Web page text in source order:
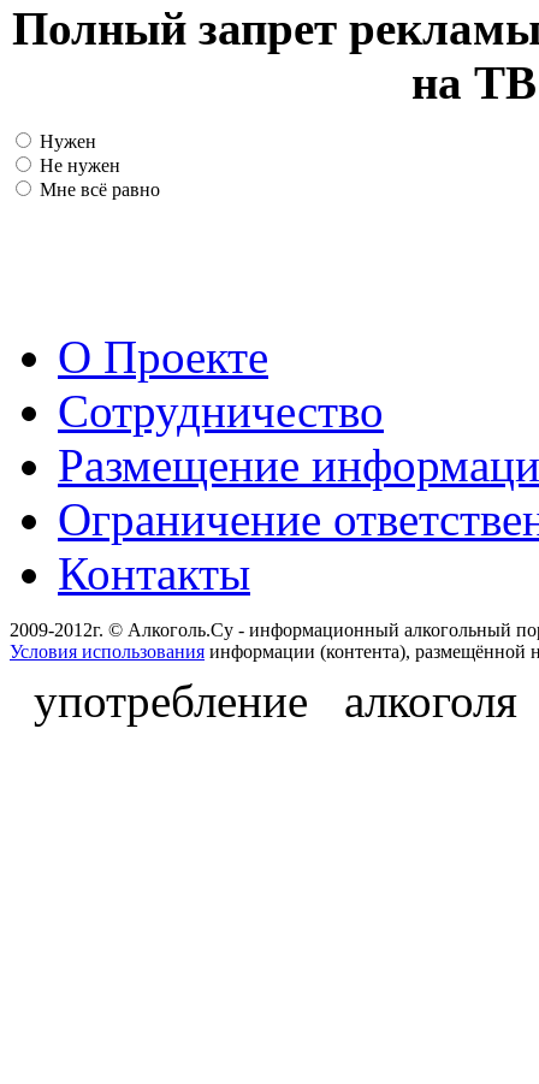
Полный запрет
на ТВ
Нужен
Не нужен
Мне всё равно
О Проекте
Сотрудничество
Размещение
Ограничение
Контакты
2009-2012г. © Алкоголь.Су - информационный алкогольный
Условия использования информации (контента), размещённой
употребление